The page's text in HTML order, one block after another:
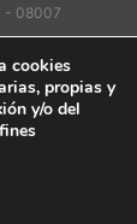
- 08007
cookies
propias y
y/o del